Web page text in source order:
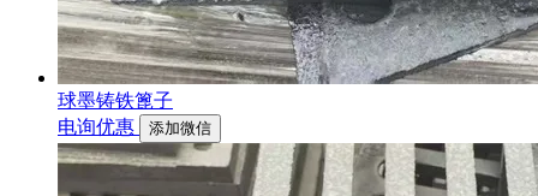
球墨铸铁篦子
电询优惠
添加微信